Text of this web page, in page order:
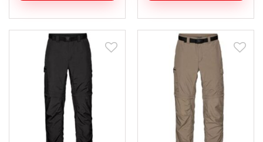
זה
יש
סוגים.
לבחור
האפשרויות
בעמוד
המוצר
זה
יש
סוגים.
האפשרויות